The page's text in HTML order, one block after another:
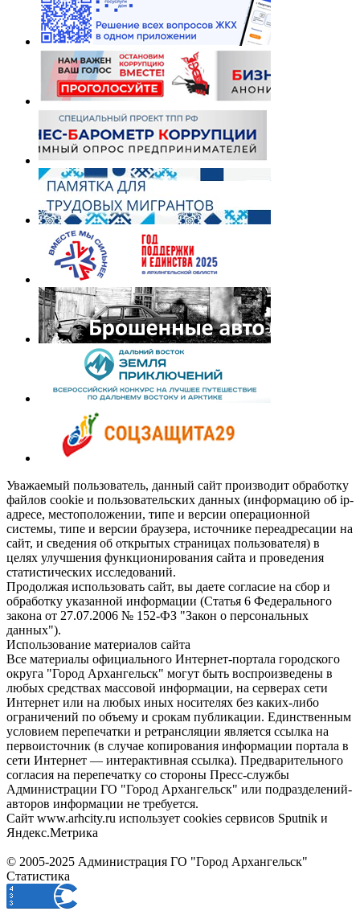
Уважаемый пользователь, данный сайт производит обработку
файлов cookie и пользовательских данных (информацию об ip-
адресе, местоположении, типе и версии операционной
системы, типе и версии браузера, источнике переадресации на
сайт, и сведения об открытых страницах пользователя) в
целях улучшения функционирования сайта и проведения
статистических исследований.
Продолжая использовать сайт, вы даете согласие на сбор и
обработку указанной информации (Статья 6 Федерального
закона от 27.07.2006 № 152-ФЗ "Закон о персональных
данных").
Использование материалов сайта
Все материалы официального Интернет-портала городского
округа "Город Архангельск" могут быть воспроизведены в
любых средствах массовой информации, на серверах сети
Интернет или на любых иных носителях без каких-либо
ограничений по объему и срокам публикации. Единственным
условием перепечатки и ретрансляции является ссылка на
первоисточник (в случае копирования информации портала в
сети Интернет — интерактивная ссылка). Предварительного
согласия на перепечатку со стороны Пресс-службы
Администрации ГО "Город Архангельск" или подразделений-
авторов информации не требуется.
Сайт www.arhcity.ru использует cookies сервисов Sputnik и
Яндекс.Метрика
© 2005-2025 Администрация ГО "Город Архангельск"
Статистика